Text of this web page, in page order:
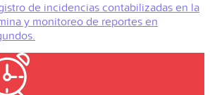
de incidencias contabilizadas en la
y monitoreo de reportes en